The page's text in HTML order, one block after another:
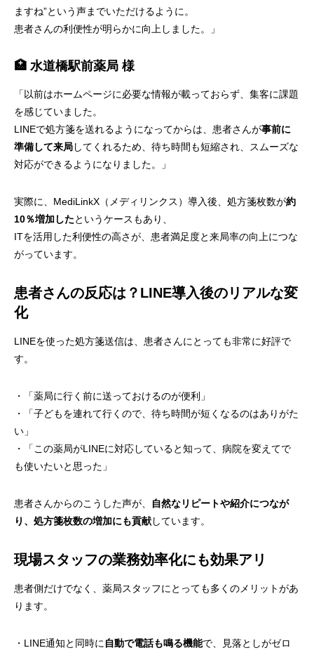
ますね”という声までいただけるように。
患者さんの利便性が明らかに向上しました。」
🏥 水道橋駅前薬局 様
「以前はホームページに必要な情報が載っておらず、集客に課題
を感じていました。
LINEで処方箋を送れるようになってからは、患者さんが事前に
準備して来局してくれるため、待ち時間も短縮され、スムーズな
対応ができるようになりました。」
実際に、MediLinkX（メディリンクス）導入後、処方箋枚数が約
10％増加したというケースもあり、
ITを活用した利便性の高さが、患者満足度と来局率の向上につな
がっています。
患者さんの反応は？LINE導入後のリアルな変
化
LINEを使った処方箋送信は、患者さんにとっても非常に好評で
す。
・「薬局に行く前に送っておけるのが便利」
・「子どもを連れて行くので、待ち時間が短くなるのはありがた
い」
・「この薬局がLINEに対応していると知って、病院を変えてで
も使いたいと思った」
患者さんからのこうした声が、
自然なリピートや紹介につなが
り、処方箋枚数の増加にも貢献しています。
現場スタッフの業務効率化にも効果アリ
患者側だけでなく、薬局スタッフにとっても多くのメリットがあ
ります。
・LINE通知と同時に 自動で電話も鳴る機能で、見落としがゼロ